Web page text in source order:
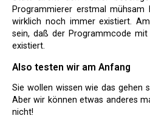
Programmierer erstmal mühsam
wirklich noch immer existiert.
sein, daß der Programmcode
existiert.
Also testen wir am Anfang
Sie wollen wissen wie das gehen soll. Das geht natürlich nicht.
Aber wir können etwas anderes
nicht!